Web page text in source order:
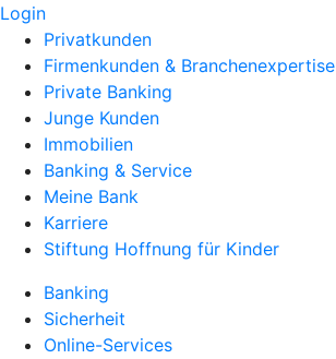
Login
Privatkunden
Firmenkunden & Branchenexpertise
Private Banking
Junge Kunden
Immobilien
Banking & Service
Meine Bank
Karriere
Stiftung Hoffnung für Kinder
Banking
Sicherheit
Online-Services